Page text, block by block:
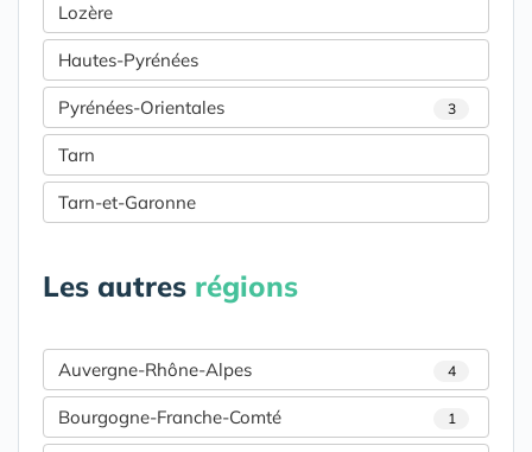
Lozère
Hautes-Pyrénées
Pyrénées-Orientales 3
Tarn
Tarn-et-Garonne
Les autres régions
Auvergne-Rhône-Alpes 4
Bourgogne-Franche-Comté 1